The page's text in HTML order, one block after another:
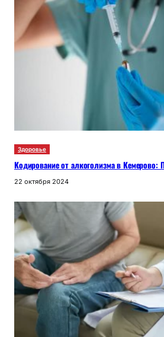
Здоровье
Кодирование от алкоголизма в Кемерово:
22 октября 2024